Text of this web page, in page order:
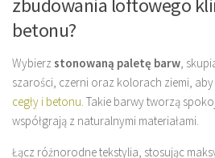
betonu?
Wybierz stonowaną paletę barw ,
szarości, czerni oraz kolorach ziemi,
cegły i betonu . Takie barwy tworzą
współgrają z naturalnymi materiałami.
Łącz różnorodne tekstylia, stosując